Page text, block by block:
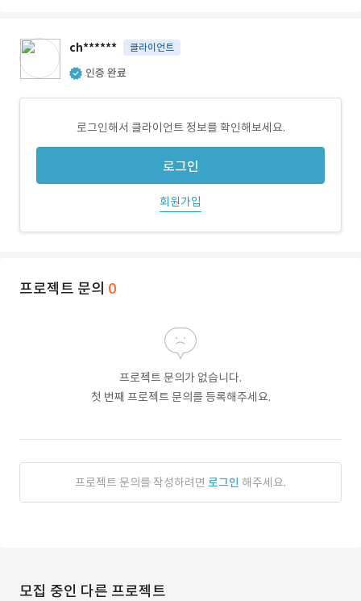
ch****** 클라이언트
인증 완료
로그인해서 클라이언트 정보를 확인해보세요.
로그인
회원가입
프로젝트 문의 0
프로젝트 문의가 없습니다.
첫 번째 프로젝트 문의를 등록해주세요.
프로젝트 문의를 작성하려면 로그인 해주세요.
모집 중인 다른 프로젝트